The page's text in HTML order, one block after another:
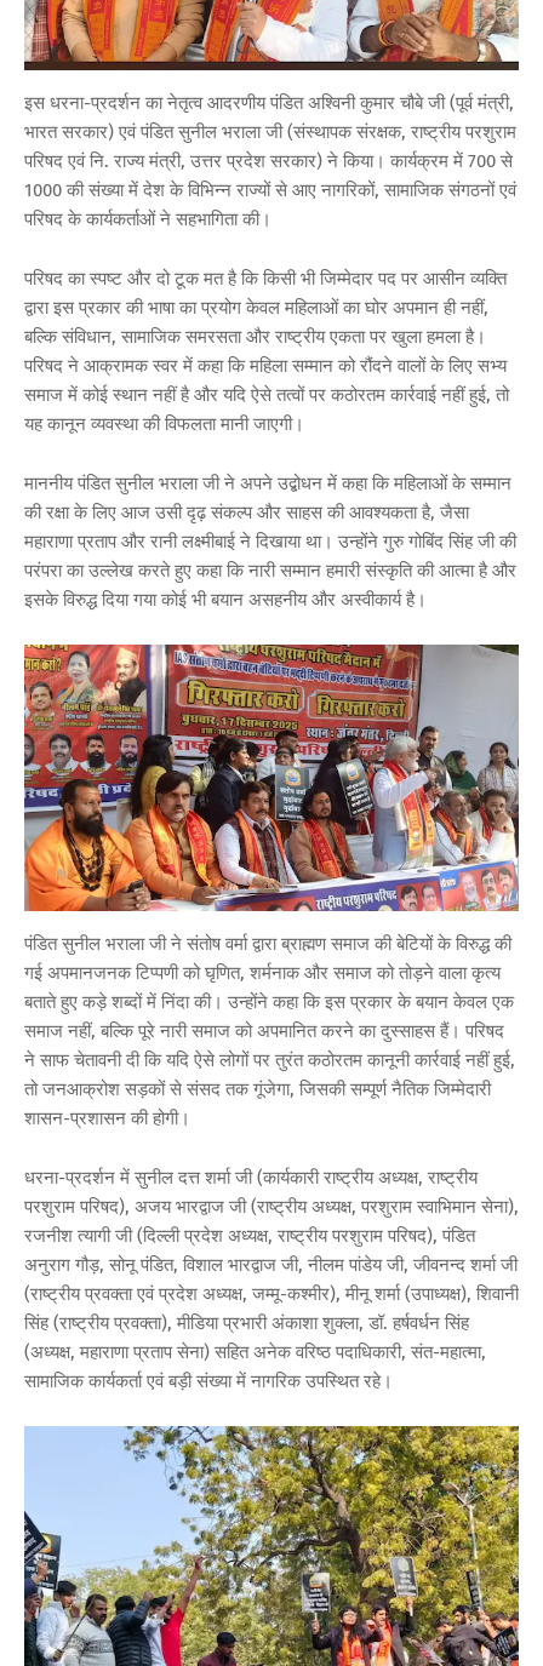
इस धरना-प्रदर्शन का नेतृत्व आदरणीय पंडित अश्विनी कुमार चौबे जी (पूर्व मंत्री,
भारत सरकार) एवं पंडित सुनील भराला जी (संस्थापक संरक्षक, राष्ट्रीय परशुराम
परिषद एवं नि. राज्य मंत्री, उत्तर प्रदेश सरकार) ने किया। कार्यक्रम में 700 से
1000 की संख्या में देश के विभिन्न राज्यों से आए नागरिकों, सामाजिक संगठनों एवं
परिषद के कार्यकर्ताओं ने सहभागिता की।
परिषद का स्पष्ट और दो टूक मत है कि किसी भी जिम्मेदार पद पर आसीन व्यक्ति
द्वारा इस प्रकार की भाषा का प्रयोग केवल महिलाओं का घोर अपमान ही नहीं,
बल्कि संविधान, सामाजिक समरसता और राष्ट्रीय एकता पर खुला हमला है।
परिषद ने आक्रामक स्वर में कहा कि महिला सम्मान को रौंदने वालों के लिए सभ्य
समाज में कोई स्थान नहीं है और यदि ऐसे तत्वों पर कठोरतम कार्रवाई नहीं हुई, तो
यह कानून व्यवस्था की विफलता मानी जाएगी।
माननीय पंडित सुनील भराला जी ने अपने उद्बोधन में कहा कि महिलाओं के सम्मान
की रक्षा के लिए आज उसी दृढ़ संकल्प और साहस की आवश्यकता है, जैसा
महाराणा प्रताप और रानी लक्ष्मीबाई ने दिखाया था। उन्होंने गुरु गोबिंद सिंह जी की
परंपरा का उल्लेख करते हुए कहा कि नारी सम्मान हमारी संस्कृति की आत्मा है और
इसके विरुद्ध दिया गया कोई भी बयान असहनीय और अस्वीकार्य है।
पंडित सुनील भराला जी ने संतोष वर्मा द्वारा ब्राह्मण समाज की बेटियों के विरुद्ध की
गई अपमानजनक टिप्पणी को घृणित, शर्मनाक और समाज को तोड़ने वाला कृत्य
बताते हुए कड़े शब्दों में निंदा की। उन्होंने कहा कि इस प्रकार के बयान केवल एक
समाज नहीं, बल्कि पूरे नारी समाज को अपमानित करने का दुस्साहस हैं। परिषद
ने साफ चेतावनी दी कि यदि ऐसे लोगों पर तुरंत कठोरतम कानूनी कार्रवाई नहीं हुई,
तो जनआक्रोश सड़कों से संसद तक गूंजेगा, जिसकी सम्पूर्ण नैतिक जिम्मेदारी
शासन-प्रशासन की होगी।
धरना-प्रदर्शन में सुनील दत्त शर्मा जी (कार्यकारी राष्ट्रीय अध्यक्ष, राष्ट्रीय
परशुराम परिषद), अजय भारद्वाज जी (राष्ट्रीय अध्यक्ष, परशुराम स्वाभिमान सेना),
रजनीश त्यागी जी (दिल्ली प्रदेश अध्यक्ष, राष्ट्रीय परशुराम परिषद), पंडित
अनुराग गौड़, सोनू पंडित, विशाल भारद्वाज जी, नीलम पांडेय जी, जीवनन्द शर्मा जी
(राष्ट्रीय प्रवक्ता एवं प्रदेश अध्यक्ष, जम्मू-कश्मीर), मीनू शर्मा (उपाध्यक्ष), शिवानी
सिंह (राष्ट्रीय प्रवक्ता), मीडिया प्रभारी अंकाशा शुक्ला, डॉ. हर्षवर्धन सिंह
(अध्यक्ष, महाराणा प्रताप सेना) सहित अनेक वरिष्ठ पदाधिकारी, संत-महात्मा,
सामाजिक कार्यकर्ता एवं बड़ी संख्या में नागरिक उपस्थित रहे।